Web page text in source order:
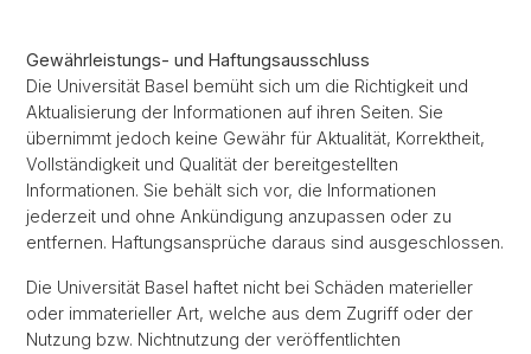
Gewährleistungs- und Haftungsausschluss
Die Universität Basel bemüht sich um die Richtigkeit und
Aktualisierung der Informationen auf ihren Seiten. Sie
übernimmt jedoch keine Gewähr für Aktualität, Korrektheit,
Vollständigkeit und Qualität der bereitgestellten
Informationen. Sie behält sich vor, die Informationen
jederzeit und ohne Ankündigung anzupassen oder zu
entfernen. Haftungsansprüche daraus sind ausgeschlossen.
Die Universität Basel haftet nicht bei Schäden materieller
oder immaterieller Art, welche aus dem Zugriff oder der
Nutzung bzw. Nichtnutzung der veröffentlichten